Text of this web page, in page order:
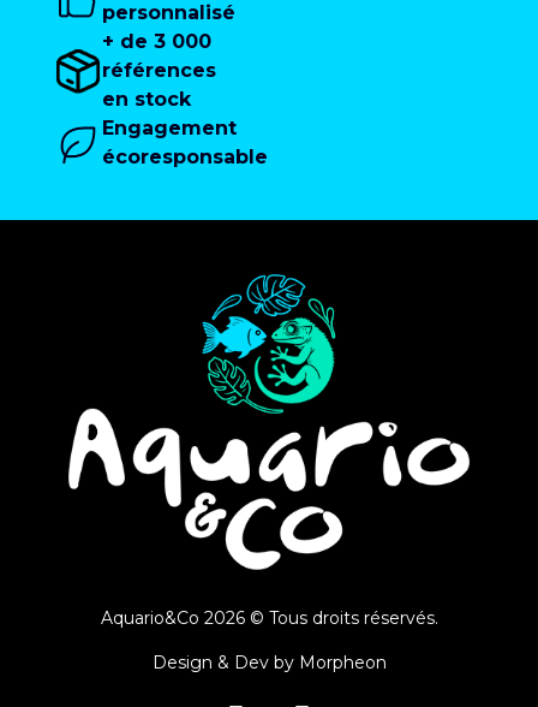
personnalisé
+ de 3 000
références
en stock
Engagement
écoresponsable
Aquario&Co 2026 © Tous droits réservés.
Design & Dev by Morpheon